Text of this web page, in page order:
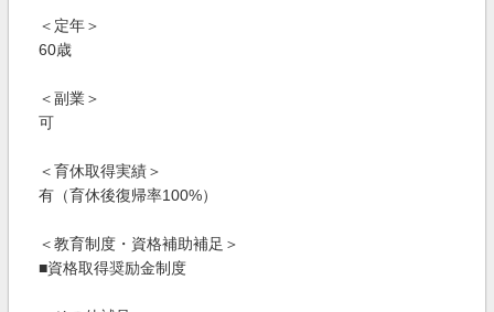
＜定年＞
60歳
＜副業＞
可
＜育休取得実績＞
有（育休後復帰率100%）
＜教育制度・資格補助補足＞
■資格取得奨励金制度